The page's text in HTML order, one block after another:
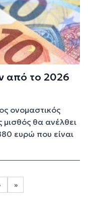
από το 2026
ονομαστικός
θα ανέλθει
ευρώ που είναι
page
Last page
»